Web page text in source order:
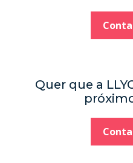
Quer que a